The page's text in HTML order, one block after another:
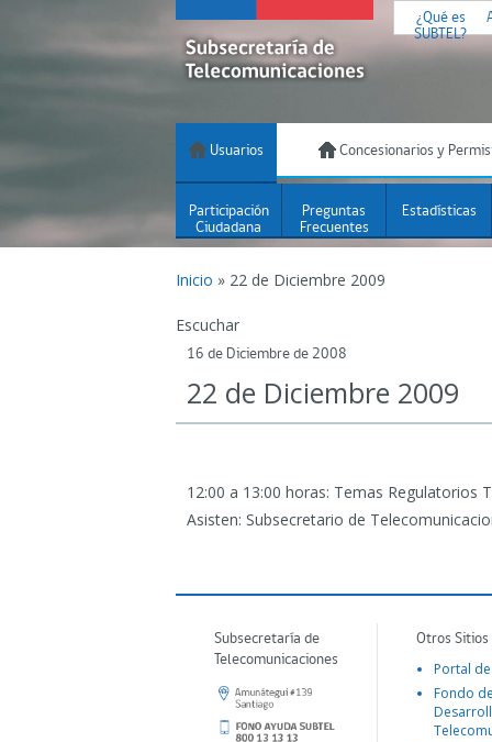
¿Qué es
SUBTEL?
Usuarios Concesionarios y
Participación
Ciudadana
Preguntas
Frecuentes
Estadísticas
Inicio » 22 de Diciembre 2009
Escuchar
16 de Diciembre de 2008
22 de Diciembre 2009
12:00 a 13:00 horas: Temas Regulatorios
Asisten: Subsecretario de
Subsecretaría de
Telecomunicaciones
Otros
Portal
Fondo